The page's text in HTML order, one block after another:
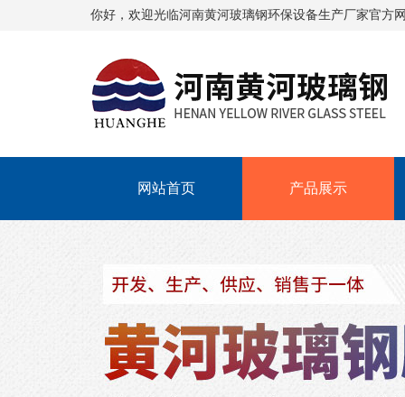
你好，欢迎光临河南黄河玻璃钢环保设备生产厂家官方
网站首页 产品展示